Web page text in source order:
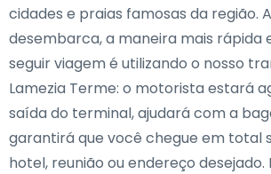
cidades e praias famosas da região.
desembarca, a maneira mais rápida
seguir viagem é utilizando o nosso
Lamezia Terme: o motorista estará
saída do terminal, ajudará com a
garantirá que você chegue em total
hotel, reunião ou endereço desejado.